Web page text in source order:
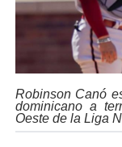
Robinson Canó
dominicano a
Oeste de la Liga